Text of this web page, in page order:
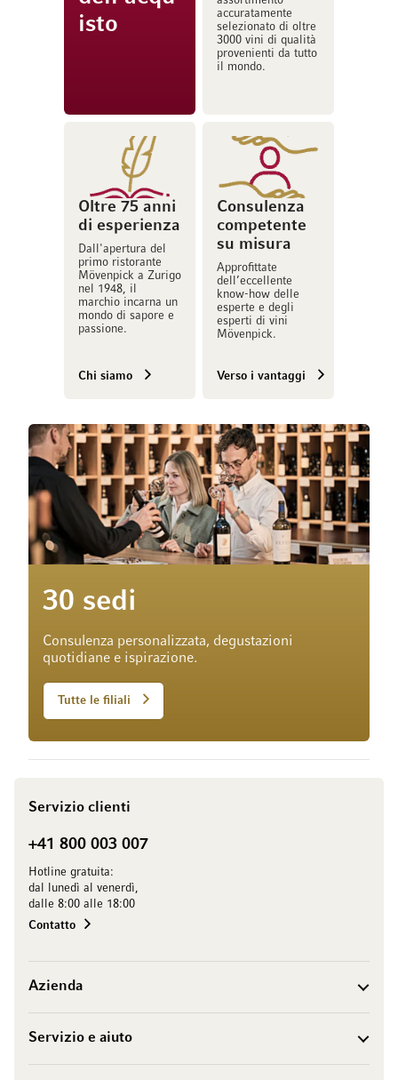
isto
accuratamente
selezionato di oltre
3000 vini di qualità
provenienti da tutto
il mondo.
Oltre 75 anni
di esperienza
Dall'apertura del
primo ristorante
Mövenpick a Zurigo
nel 1948, il
marchio incarna un
mondo di sapore e
passione.
Chi siamo
Consulenza
competente
su misura
Approfittate
dell’eccellente
know-how delle
esperte e degli
esperti di vini
Mövenpick.
Verso i vantaggi
30 sedi
Consulenza personalizzata, degustazioni
quotidiane e ispirazione.
Tutte le filiali
Servizio clienti
+41 800 003 007
Hotline gratuita:
dal lunedì al venerdì,
dalle 8:00 alle 18:00
Contatto
Azienda
Servizio e aiuto